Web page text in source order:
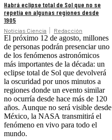
Habrá eclipse total de Sol que no se
repetía en algunas regiones desde
1905
Noticias Ciencia Redacción
El próximo 12 de agosto, millones
de personas podrán presenciar uno
de los fenómenos astronómicos
más importantes de la década: un
eclipse total de Sol que devolverá
la oscuridad por unos minutos a
regiones donde un evento similar
no ocurría desde hace más de 120
años. Aunque no será visible desde
México, la NASA transmitirá el
fenómeno en vivo para todo el
mundo.